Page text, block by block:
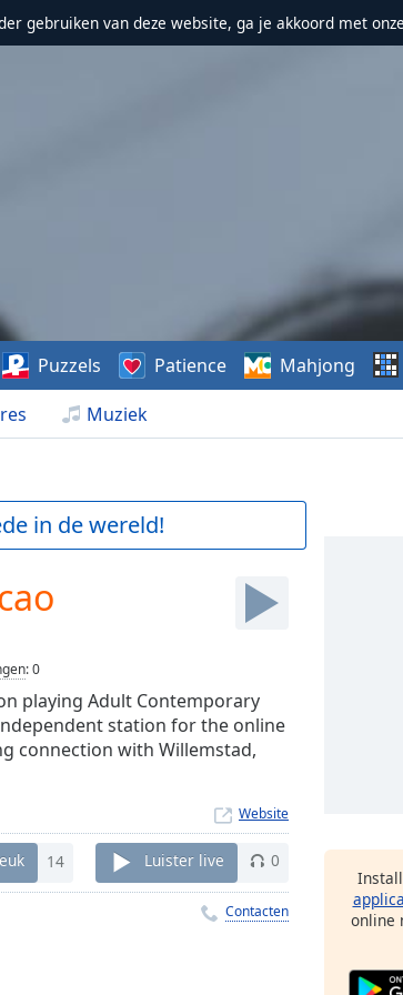
gebruiken van deze website, ga je akkoord met
Muziek
Puzzels Patience Mahjong
in de wereld!
:0
playing Adult Contemporary
station for the online
connection with Willemstad,
Website
14 Luister live 0
Contacten
online